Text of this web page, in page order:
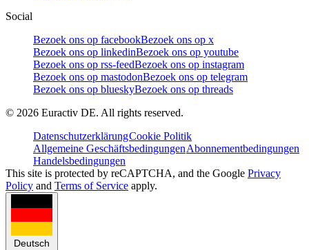
Social
Bezoek ons op facebookBezoek ons op x
Bezoek ons op linkedinBezoek ons op youtube
Bezoek ons op rss-feedBezoek ons op instagram
Bezoek ons op mastodonBezoek ons op telegram
Bezoek ons op blueskyBezoek ons op threads
© 2026 Euractiv DE. All rights reserved.
DatenschutzerklärungCookie Politik
Allgemeine GeschäftsbedingungenAbonnementbedingungen
Handelsbedingungen
This site is protected by reCAPTCHA, and the Google Privacy
Policy and Terms of Service apply.
Deutsch